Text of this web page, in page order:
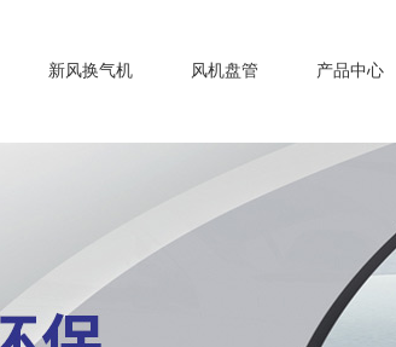
新风换气机 风机盘管 产品中心